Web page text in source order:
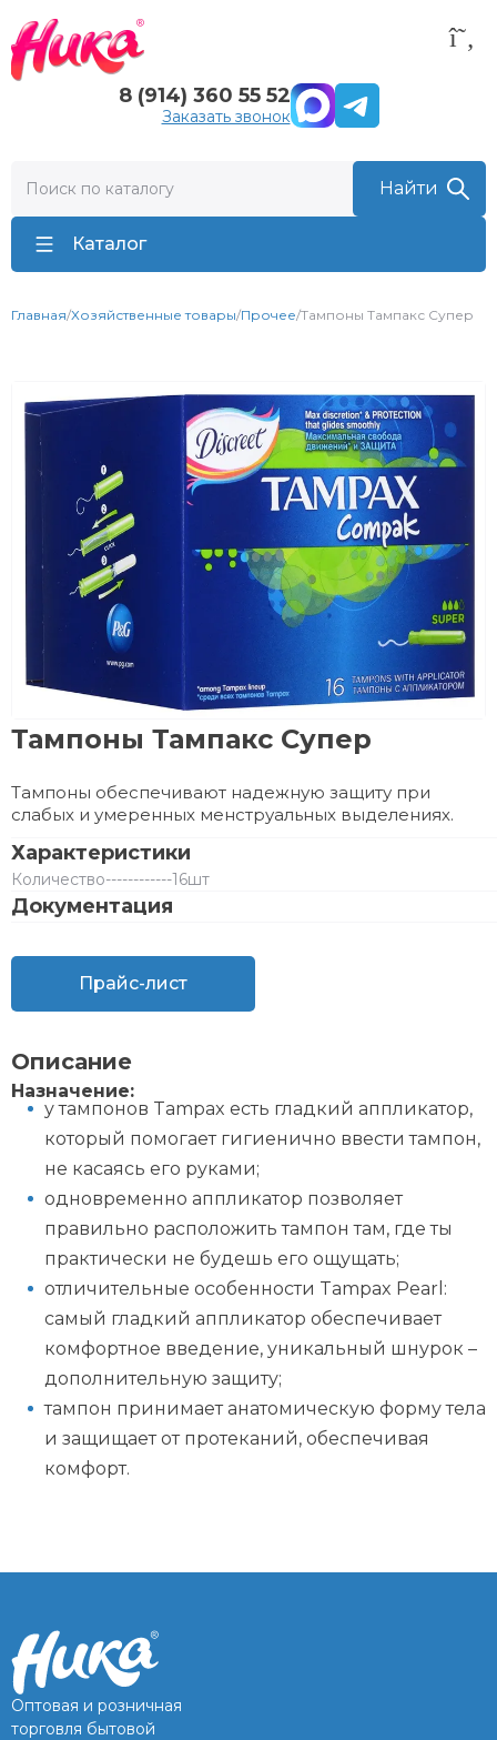
8 (914) 360 55 52
Заказать звонок
Каталог
Главная/Хозяйственные товары/Прочее/Тампоны Тампакс Супер
Тампоны Тампакс Супер
Тампоны обеспечивают надежную защиту при
слабых и умеренных менструальных выделениях.
Характеристики
Количество------------16шт
Документация
Прайс-лист
Описание
Назначение:
у тампонов Tampax есть гладкий аппликатор,
который помогает гигиенично ввести тампон,
не касаясь его руками;
одновременно аппликатор позволяет
правильно расположить тампон там, где ты
практически не будешь его ощущать;
отличительные особенности Tampax Pearl:
cамый гладкий аппликатор обеспечивает
комфортное введение, уникальный шнурок –
дополнительную защиту;
тампон принимает анатомическую форму тела
и защищает от протеканий, обеспечивая
комфорт.
Оптовая и розничная
торговля бытовой